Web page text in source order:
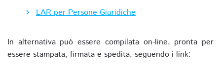
LAR per Persone Giuridiche
In alternativa può essere compilata on-line, pronta per
essere stampata, firmata e spedita, seguendo i link: